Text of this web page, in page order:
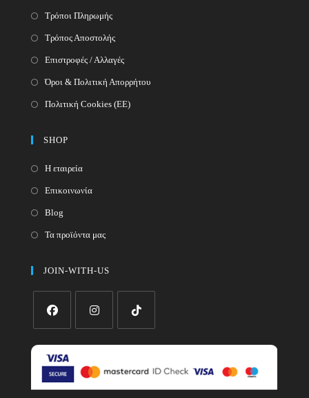
Τρόποι Πληρωμής
Τρόπος Αποστολής
Επιστροφές / Αλλαγές
Όροι & Πολιτική Απορρήτου
Πολιτική Cookies (ΕΕ)
SHOP
Η εταιρεία
Επικοινωνία
Blog
Τα προϊόντα μας
JOIN-WITH-US
new
new
a
new